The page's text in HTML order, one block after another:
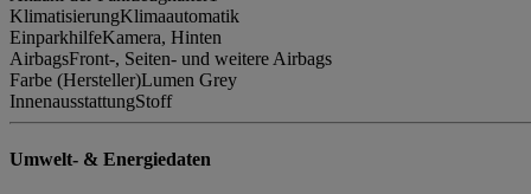
KlimatisierungKlimaautomatik
EinparkhilfeKamera, Hinten
AirbagsFront-, Seiten- und weitere Airbags
Farbe (Hersteller)Lumen Grey
InnenausstattungStoff
Umwelt- & Energiedaten